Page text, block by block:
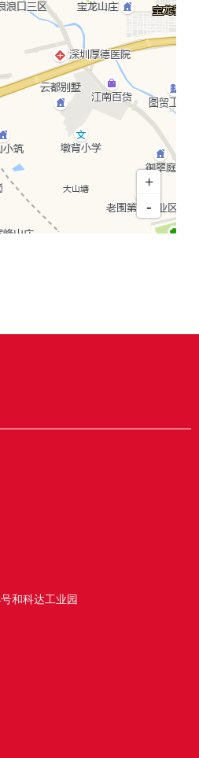
和科达工业园